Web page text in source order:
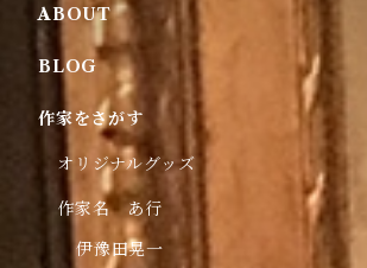
ABOUT
BLOG
作家をさがす
オリジナルグッズ
作家名 あ行
伊豫田晃一